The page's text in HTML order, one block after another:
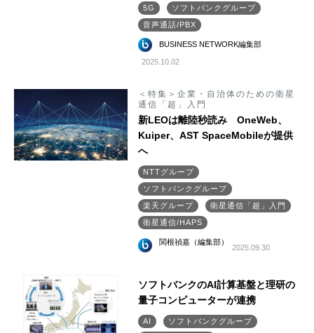
5G
ソフトバンクグループ
音声通話/PBX
BUSINESS NETWORK編集部
2025.10.02
＜特集＞企業・自治体のための衛星
通信「超」入門
新LEOは離陸秒読み OneWeb、
Kuiper、AST SpaceMobileが提供
へ
NTTグループ
ソフトバンクグループ
楽天グループ
衛星通信「超」入門
衛星通信/HAPS
関根禎嘉（編集部）
2025.09.30
ソフトバンクのAI計算基盤と理研の
量子コンピューターが連携
AI
ソフトバンクグループ